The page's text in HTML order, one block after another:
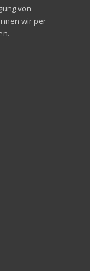
von
wir per